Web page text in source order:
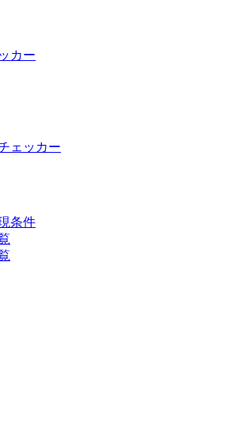
カー
ェッカー
条件